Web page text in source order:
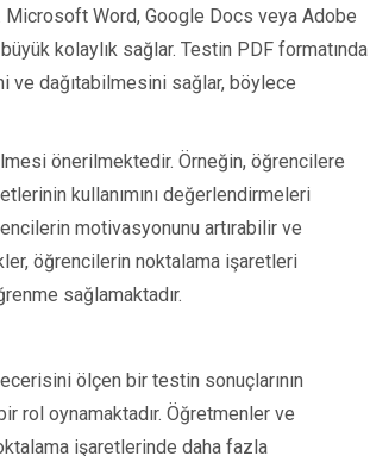
Microsoft Word, Google Docs veya Adobe
kolaylık sağlar. Testin PDF formatında
dağıtabilmesini sağlar, böylece
önerilmektedir. Örneğin, öğrencilere
kullanımını değerlendirmeleri
motivasyonunu artırabilir ve
öğrencilerin noktalama işaretleri
sağlamaktadır.
ölçen bir testin sonuçlarının
rol oynamaktadır. Öğretmenler ve
işaretlerinde daha fazla